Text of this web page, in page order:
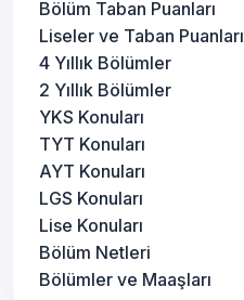
Bölüm Taban Puanları
Liseler ve Taban Puanları
4 Yıllık Bölümler
2 Yıllık Bölümler
YKS Konuları
TYT Konuları
AYT Konuları
LGS Konuları
Lise Konuları
Bölüm Netleri
Bölümler ve Maaşları